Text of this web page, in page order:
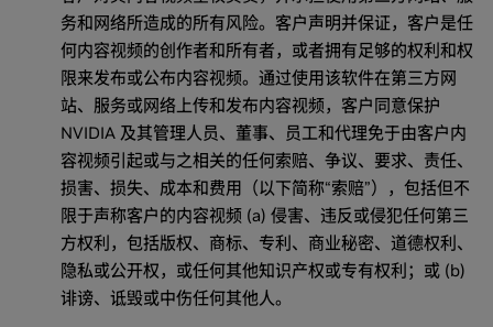
务和网络所造成的所有风险。客户声明并保证，客户是任
何内容视频的创作者和所有者，或者拥有足够的权利和权
限来发布或公布内容视频。通过使用该软件在第三方网
站、服务或网络上传和发布内容视频，客户同意保护
NVIDIA 及其管理人员、董事、员工和代理免于由客户内
容视频引起或与之相关的任何索赔、争议、要求、责任、
损害、损失、成本和费用（以下简称“索赔”），包括但不
限于声称客户的内容视频 (a) 侵害、违反或侵犯任何第三
方权利，包括版权、商标、专利、商业秘密、道德权利、
隐私或公开权，或任何其他知识产权或专有权利；或 (b)
诽谤、诋毁或中伤任何其他人。